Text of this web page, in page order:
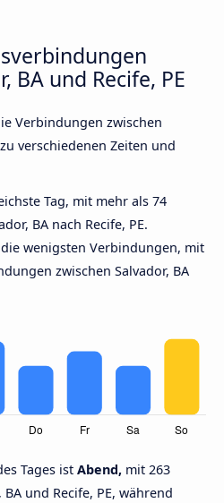
BA und Recife, PE
Verbindungen zwischen
verschiedenen Zeiten und
Tag, mit mehr als 74
BA nach Recife, PE.
wenigsten Verbindungen, mit
zwischen Salvador, BA
Tages ist Abend, mit 263
und Recife, PE, während